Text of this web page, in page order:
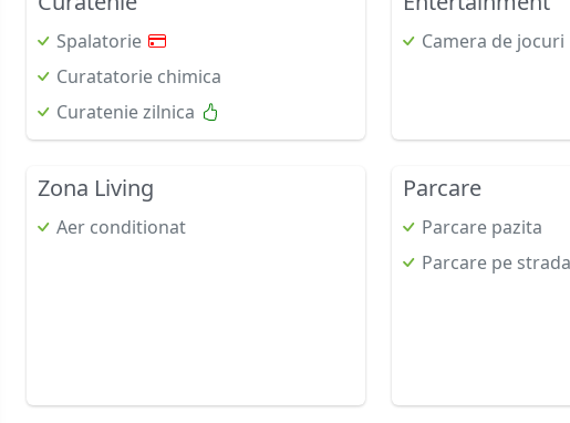
Spalatorie
Curatatorie chimica
Curatenie zilnica
Camera de jocuri
Zona Living
Aer conditionat
Parcare
Parcare pazita
Parcare pe strada